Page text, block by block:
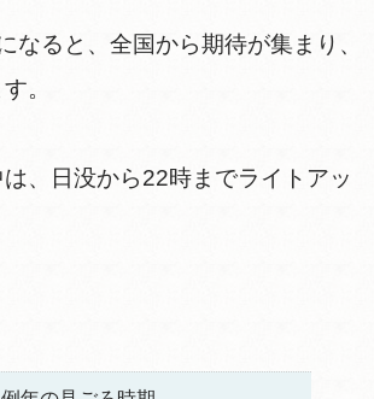
なると、全国から期待が集まり、
。
、日没から22時までライトアッ